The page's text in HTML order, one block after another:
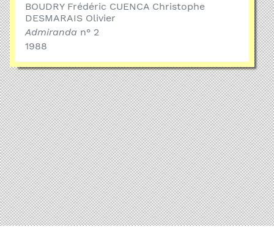
BOUDRY Frédéric CUENCA Christophe
DESMARAIS Olivier
Admiranda n° 2
1988